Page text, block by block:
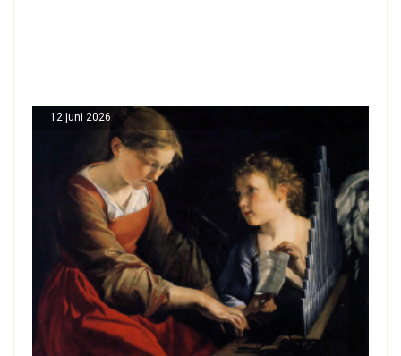
12 juni 2026